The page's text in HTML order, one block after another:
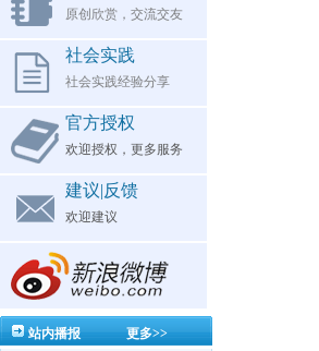
原创欣赏，交流交友
社会实践
社会实践经验分享
官方授权
欢迎授权，更多服务
建议|反馈
欢迎建议
更多>>
站内播报